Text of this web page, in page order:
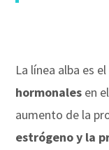
La línea alba es el
hormonales en
aumento de la
estrógeno y la